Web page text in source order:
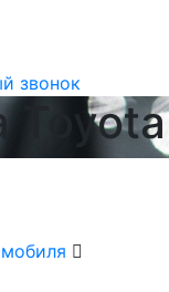
звонок